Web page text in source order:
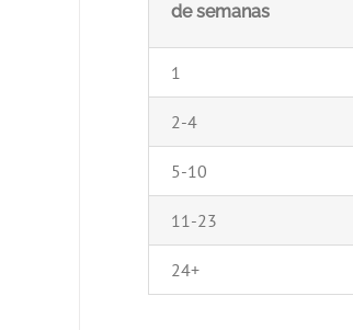
de semanas
1
2-4
5-10
11-23
24+